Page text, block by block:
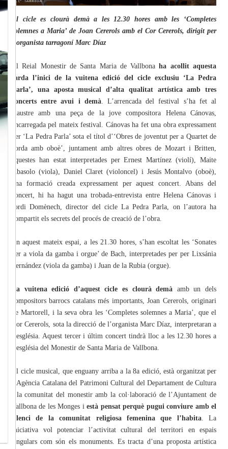
El cicle es clourà demà a les 12.30 hores amb les ‘Completes
solemnes a Maria’ de Joan Cererols amb el Cor Cererols, dirigit per
l’organista tarragoní Marc Díaz
El Reial Monestir de Santa Maria de Vallbonaha acollit aquesta
tarda l’inici de la vuitena edició del cicle exclusiu ‘La Pedra
Parla’, una aposta musical d’alta qualitat artística amb tres
concerts entre avui i demà. L’arrencada del festival s’ha fet al
claustre amb una peça de la jove compositora Helena Cánovas,
encarregada pel mateix festival. Cánovas ha fet una obra expressament
per ‘La Pedra Parla’ sota el títol d’‘Obres de joventut per a Quartet de
corda amb oboè’, juntament amb altres obres de Mozart i Britten,
aquestes han estat interpretades per Ernest Martínez (violí), Maite
Abasolo (viola), Daniel Claret (violoncel) i Jesús Montalvo (oboè),
una formació creada expressament per aquest concert. Abans del
concert, hi ha hagut una trobada-entrevista entre Helena Cánovas i
Jordi Domènech, director del cicle La Pedra Parla, on l’autora ha
compartit els secrets del procés de creació de l’obra.
En aquest mateix espai, a les 21.30 hores, s’han escoltat les ‘Sonates
per a viola da gamba i orgue’ de Bach, interpretades per per Lixsánia
Fernández (viola da gamba) i Juan de la Rubia (orgue).
La vuitena edició d’aquest cicle es clourà demà amb un dels
compositors barrocs catalans més importants, Joan Cererols, originari
de Martorell, i la seva obra les ‘Completes solemnes a Maria’, que el
Cor Cererols, sota la direcció de l’organista Marc Díaz, interpretaran a
l’església. Aquest tercer i últim concert tindrà lloc a les 12.30 hores a
l’església del Monestir de Santa Maria de Vallbona.
El cicle musical, que enguany arriba a la 8a edició, està organitzat per
l’Agència Catalana del Patrimoni Cultural del Departament de Cultura
i la comunitat del monestir amb la col·laboració de l’Ajuntament de
Vallbona de les Monges iestà pensat perquè pugui conviure amb el
silenci de la comunitat religiosa femenina que l’habita. La
iniciativa vol potenciar l’activitat cultural del territori en espais
singulars com són els monuments. Es tracta d’una proposta artística